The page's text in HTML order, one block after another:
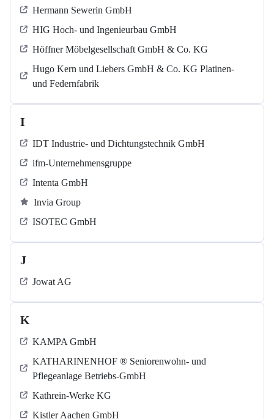
Hermann Sewerin GmbH
HIG Hoch- und Ingenieurbau GmbH
Höffner Möbelgesellschaft GmbH & Co. KG
Hugo Kern und Liebers GmbH & Co. KG Platinen-
und Federnfabrik
I
IDT Industrie- und Dichtungstechnik GmbH
ifm-Unternehmensgruppe
Intenta GmbH
Invia Group
ISOTEC GmbH
J
Jowat AG
K
KAMPA GmbH
KATHARINENHOF ® Seniorenwohn- und
Pflegeanlage Betriebs-GmbH
Kathrein-Werke KG
Kistler Aachen GmbH